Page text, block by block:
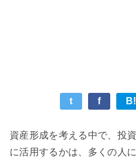
t f B!
資産形成を考える中で、投
に活用するかは、多くの人